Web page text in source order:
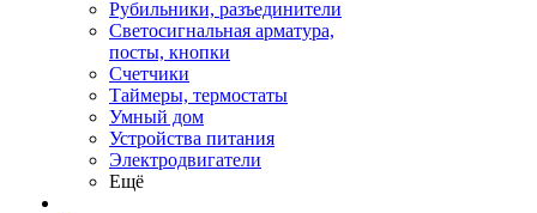
Рубильники, разъединители
Светосигнальная арматура,
посты, кнопки
Счетчики
Таймеры, термостаты
Умный дом
Устройства питания
Электродвигатели
Ещё